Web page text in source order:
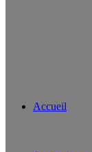
Accueil